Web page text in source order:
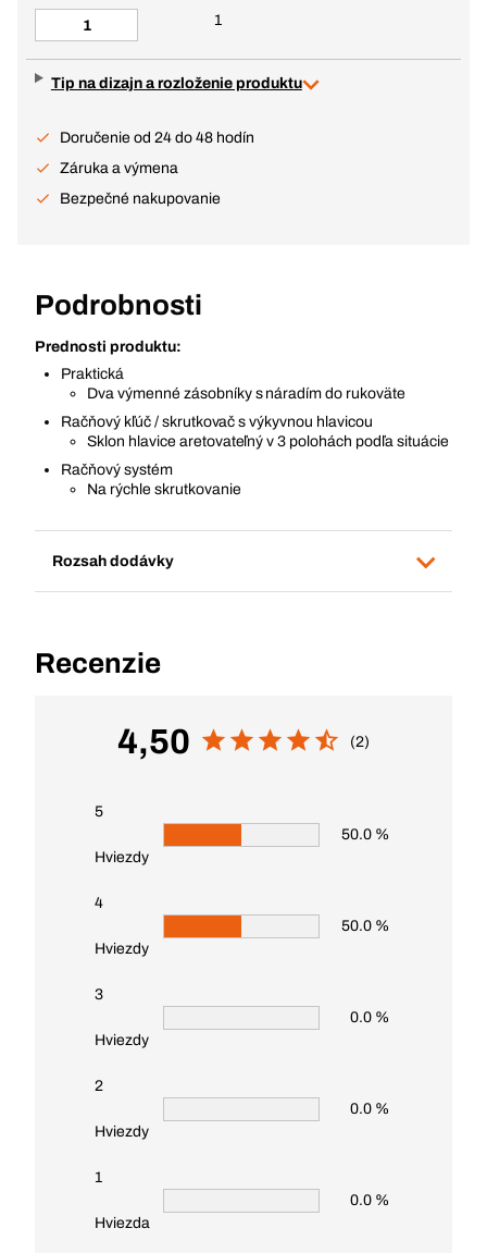
1
Tip na dizajn a rozloženie produktu
Doručenie od 24 do 48 hodín
Záruka a výmena
Bezpečné nakupovanie
Podrobnosti
Prednosti produktu:
Praktická
Dva výmenné zásobníky s náradím do rukoväte
Račňový kľúč / skrutkovač s výkyvnou hlavicou
Sklon hlavice aretovateľný v 3 polohách podľa situácie
Račňový systém
Na rýchle skrutkovanie
Rozsah dodávky
Recenzie
4,50 (2)
5
Hviezdy
50.0 %
4
Hviezdy
50.0 %
3
Hviezdy
0.0 %
2
Hviezdy
0.0 %
1
Hviezda
0.0 %